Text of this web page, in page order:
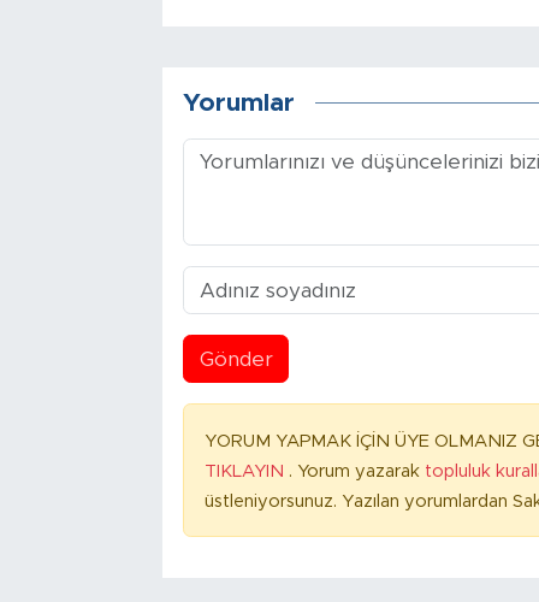
Yorumlar
Gönder
YORUM YAPMAK İÇİN ÜYE OLMANIZ
TIKLAYIN . Yorum yazarak topluluk
üstleniyorsunuz. Yazılan yorumlardan